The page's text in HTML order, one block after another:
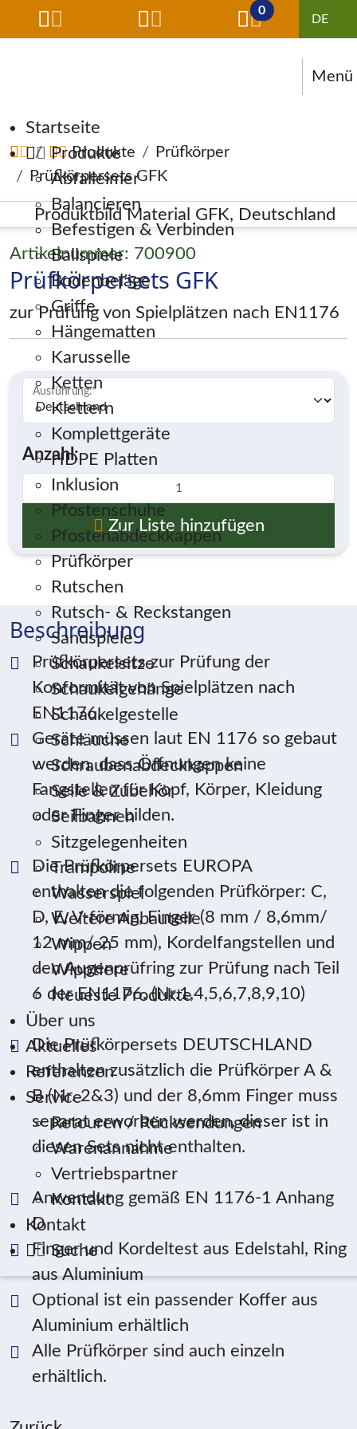
0
Menü
Navigation überspringen
Startseite
Produkte
Abfalleimer
Balancieren
Befestigen & Verbinden
Ballspiele
Bodenbeläge
Griffe
Hängematten
Karusselle
Ketten
Klettern
Komplettgeräte
HDPE Platten
Inklusion
Pfostenschuhe
Pfostenabdeckkappen
Prüfkörper
Rutschen
Rutsch- & Reckstangen
Sandspiele
Schaukelsitze
Schaukelgehänge
Schaukelgestelle
Schläuche
Schraubenabdeckkappen
Seile & Zubehör
Seilbahnen
Sitzgelegenheiten
Trampoline
Wasserspiel
Weitere Anbauteile
Wippen
Wipptiere
Neueste Produkte
Über uns
Aktuelles
Referenzen
Service
Retouren / Rücksendungen
Warenannahme
Vertriebspartner
Kontakt
Kontakt
Suche
Produkte
Prüfkörper
Prüfkörpersets GFK
Artikelnummer: 700900
Prüfkörpersets GFK
zur Prüfung von Spielplätzen nach EN1176
Ausführung:*
Anzahl:
Zur Liste hinzufügen
Beschreibung
Prüfkörpersets zur Prüfung der
Konformität von Spielplätzen nach
EN1176.
Geräte müssen laut EN 1176 so gebaut
werden, dass Öffnungen keine
Fangstellen für Kopf, Körper, Kleidung
oder Finger bilden.
Die Prüfkörpersets EUROPA
enthalten die folgenden Prüfkörper: C,
D, E, V-förmig, Finger (8 mm / 8,6mm/
12 mm/ 25 mm), Kordelfangstellen und
den Augenprüfring zur Prüfung nach Teil
6 der EN1176. (Nr.1,4,5,6,7,8,9,10)
Die Prüfkörpersets DEUTSCHLAND
enthalten zusätzlich die Prüfkörper A &
B (Nr. 2&3) und der 8,6mm Finger muss
separat erworben werden, dieser ist in
diesen Sets nicht enthalten.
Anwendung gemäß EN 1176-1 Anhang
D
Finger und Kordeltest aus Edelstahl, Ring
aus Aluminium
Optional ist ein passender Koffer aus
Aluminium erhältlich
Alle Prüfkörper sind auch einzeln
erhältlich.